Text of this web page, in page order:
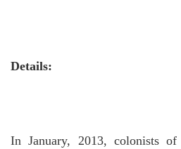
Details:
In January, 2013, colonists